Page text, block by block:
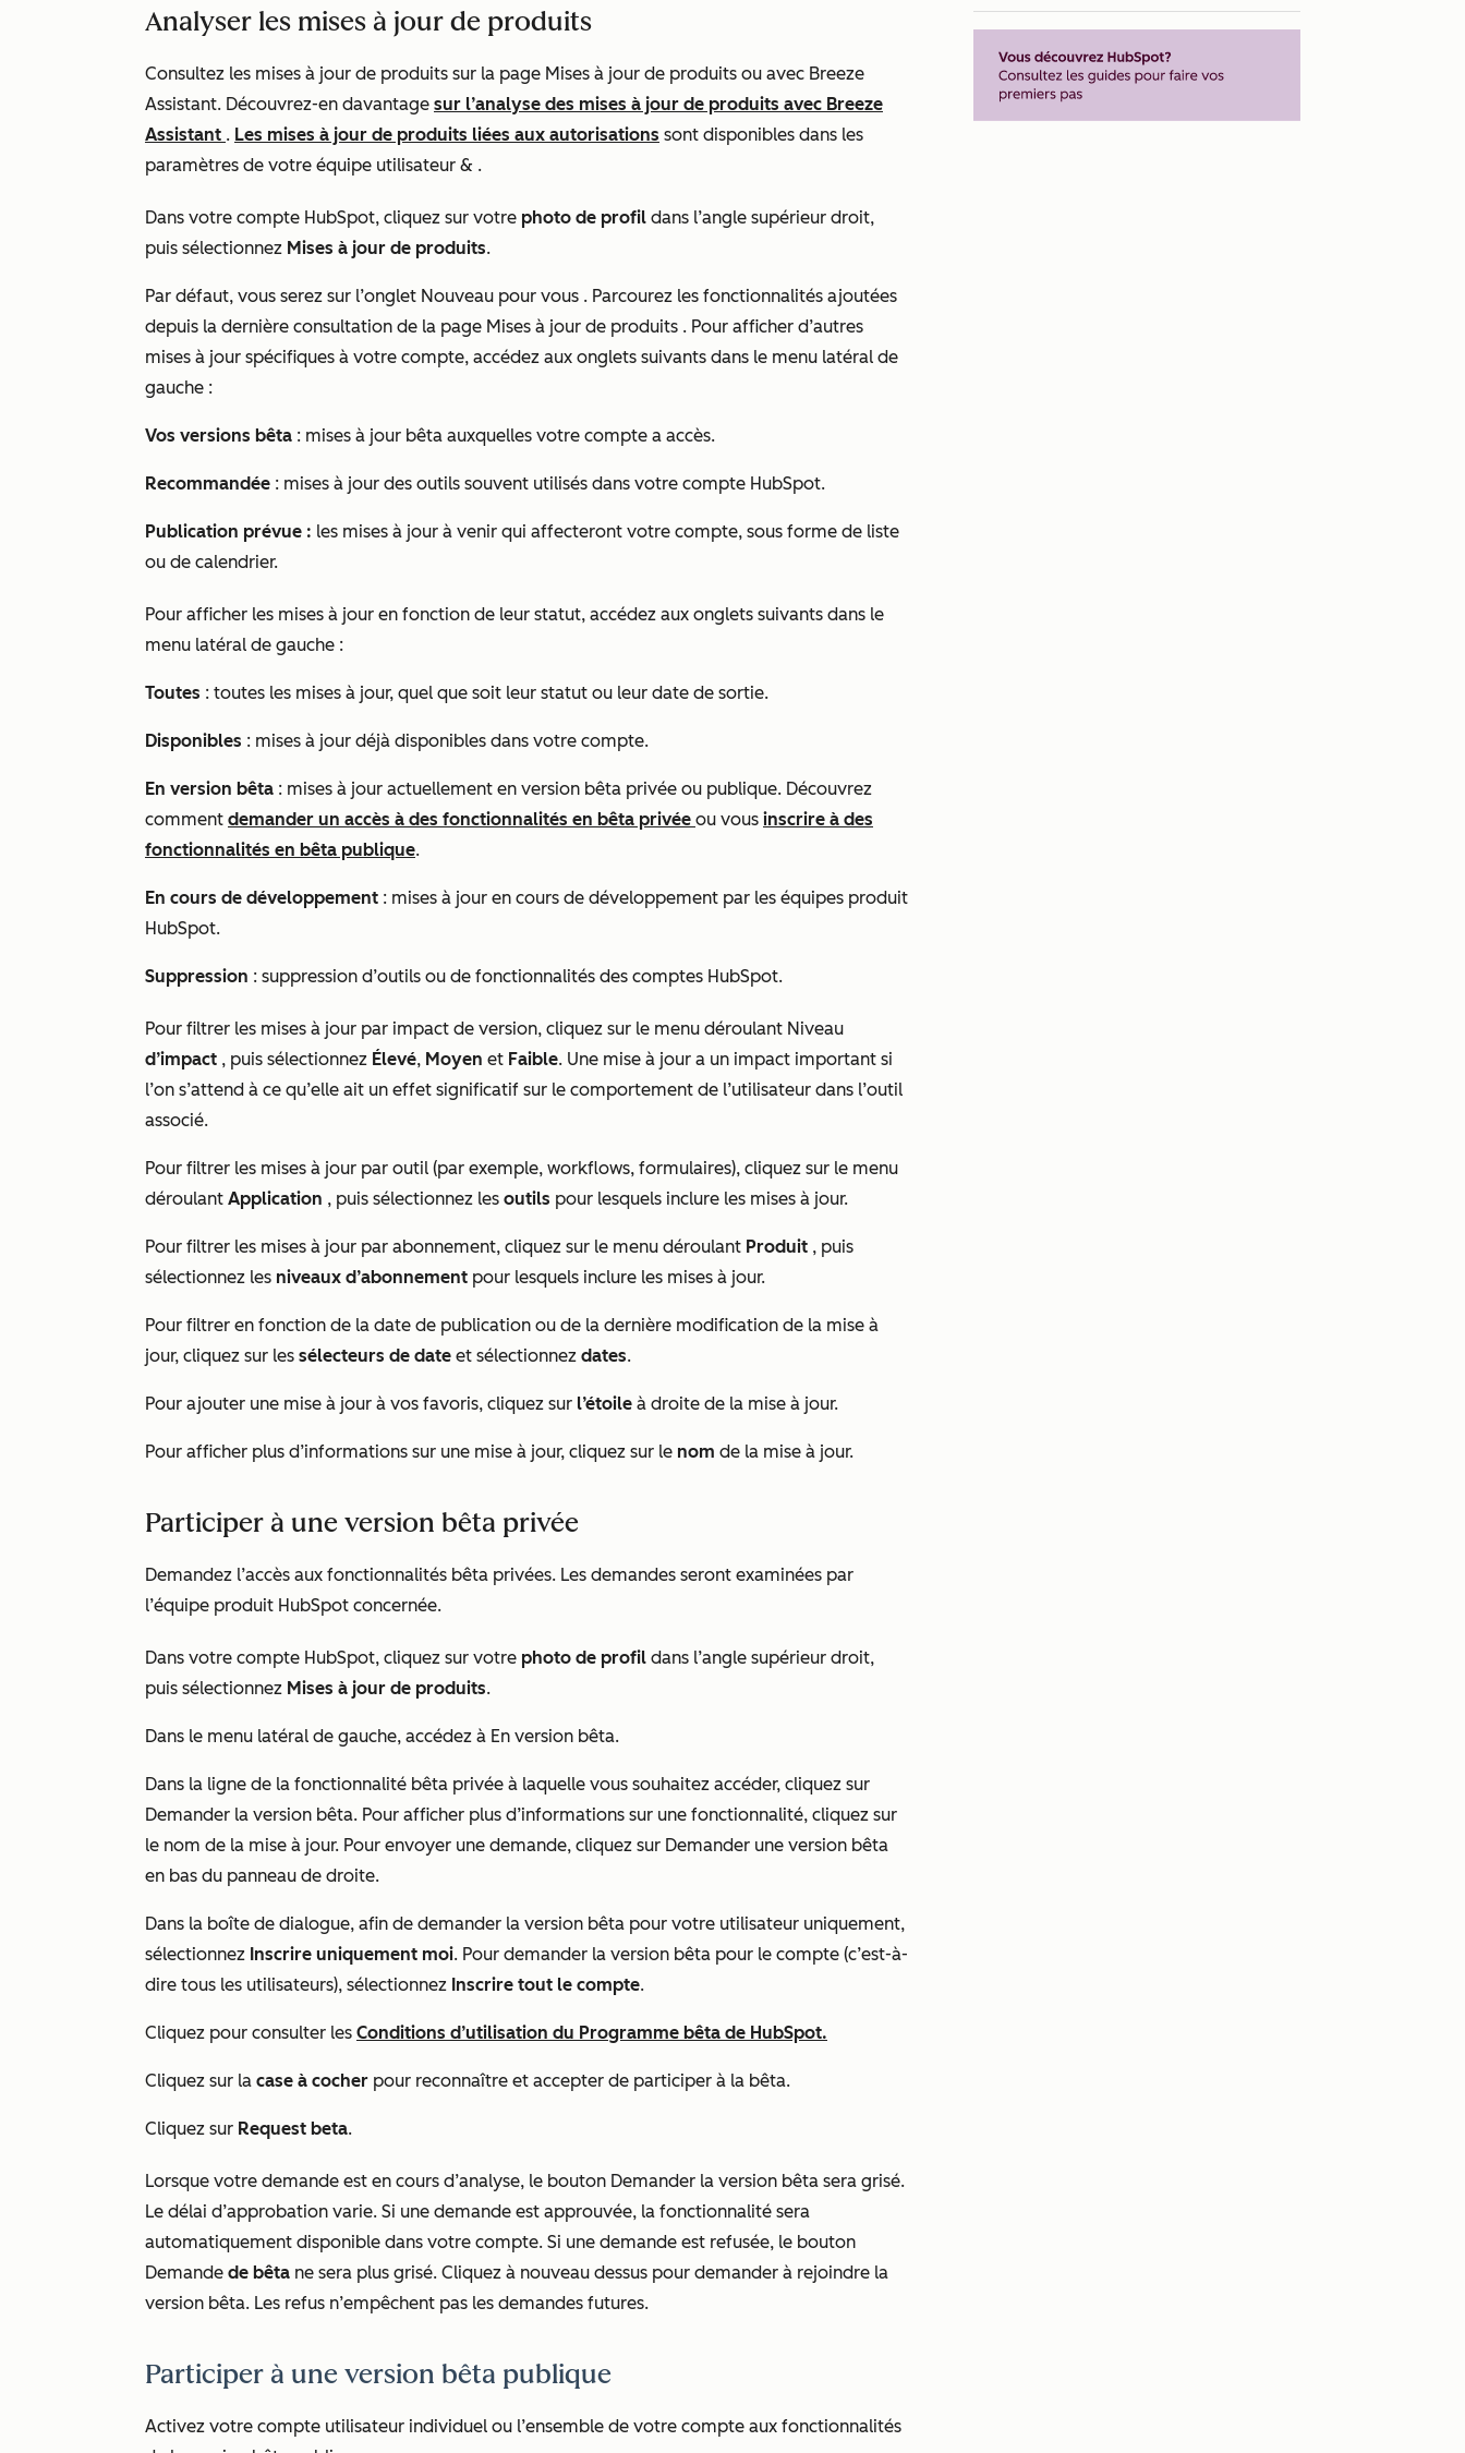
Analyser les mises à jour de produits
Consultez les mises à jour de produits sur la page Mises à jour de produits ou avec Breeze
Assistant. Découvrez-en davantage sur l’analyse des mises à jour de produits avec Breeze
Assistant . Les mises à jour de produits liées aux autorisations sont disponibles dans les
paramètres de votre équipe utilisateur & .
Dans votre compte HubSpot, cliquez sur votre photo de profil dans l’angle supérieur droit,
puis sélectionnez Mises à jour de produits.
Par défaut, vous serez sur l’onglet Nouveau pour vous . Parcourez les fonctionnalités ajoutées
depuis la dernière consultation de la page Mises à jour de produits . Pour afficher d’autres
mises à jour spécifiques à votre compte, accédez aux onglets suivants dans le menu latéral de
gauche :
Vos versions bêta : mises à jour bêta auxquelles votre compte a accès.
Recommandée : mises à jour des outils souvent utilisés dans votre compte HubSpot.
Publication prévue : les mises à jour à venir qui affecteront votre compte, sous forme de liste
ou de calendrier.
Pour afficher les mises à jour en fonction de leur statut, accédez aux onglets suivants dans le
menu latéral de gauche :
Toutes : toutes les mises à jour, quel que soit leur statut ou leur date de sortie.
Disponibles : mises à jour déjà disponibles dans votre compte.
En version bêta : mises à jour actuellement en version bêta privée ou publique. Découvrez
comment demander un accès à des fonctionnalités en bêta privée ou vous inscrire à des
fonctionnalités en bêta publique.
En cours de développement : mises à jour en cours de développement par les équipes produit
HubSpot.
Suppression : suppression d’outils ou de fonctionnalités des comptes HubSpot.
Pour filtrer les mises à jour par impact de version, cliquez sur le menu déroulant Niveau
d’impact , puis sélectionnez Élevé, Moyen et Faible. Une mise à jour a un impact important si
l’on s’attend à ce qu’elle ait un effet significatif sur le comportement de l’utilisateur dans l’outil
associé.
Pour filtrer les mises à jour par outil (par exemple, workflows, formulaires), cliquez sur le menu
déroulant Application , puis sélectionnez les outils pour lesquels inclure les mises à jour.
Pour filtrer les mises à jour par abonnement, cliquez sur le menu déroulant Produit , puis
sélectionnez les niveaux d’abonnement pour lesquels inclure les mises à jour.
Pour filtrer en fonction de la date de publication ou de la dernière modification de la mise à
jour, cliquez sur les sélecteurs de date et sélectionnez dates.
Pour ajouter une mise à jour à vos favoris, cliquez sur l’étoile à droite de la mise à jour.
Pour afficher plus d’informations sur une mise à jour, cliquez sur le nom de la mise à jour.
Participer à une version bêta privée
Demandez l’accès aux fonctionnalités bêta privées. Les demandes seront examinées par
l’équipe produit HubSpot concernée.
Dans votre compte HubSpot, cliquez sur votre photo de profil dans l’angle supérieur droit,
puis sélectionnez Mises à jour de produits.
Dans le menu latéral de gauche, accédez à En version bêta.
Dans la ligne de la fonctionnalité bêta privée à laquelle vous souhaitez accéder, cliquez sur
Demander la version bêta. Pour afficher plus d’informations sur une fonctionnalité, cliquez sur
le nom de la mise à jour. Pour envoyer une demande, cliquez sur Demander une version bêta
en bas du panneau de droite.
Dans la boîte de dialogue, afin de demander la version bêta pour votre utilisateur uniquement,
sélectionnez Inscrire uniquement moi. Pour demander la version bêta pour le compte (c’est-à-
dire tous les utilisateurs), sélectionnez Inscrire tout le compte.
Cliquez pour consulter les Conditions d’utilisation du Programme bêta de HubSpot.
Cliquez sur la case à cocher pour reconnaître et accepter de participer à la bêta.
Cliquez sur Request beta.
Lorsque votre demande est en cours d’analyse, le bouton Demander la version bêta sera grisé.
Le délai d’approbation varie. Si une demande est approuvée, la fonctionnalité sera
automatiquement disponible dans votre compte. Si une demande est refusée, le bouton
Demande de bêta ne sera plus grisé. Cliquez à nouveau dessus pour demander à rejoindre la
version bêta. Les refus n’empêchent pas les demandes futures.
Participer à une version bêta publique
Activez votre compte utilisateur individuel ou l’ensemble de votre compte aux fonctionnalités